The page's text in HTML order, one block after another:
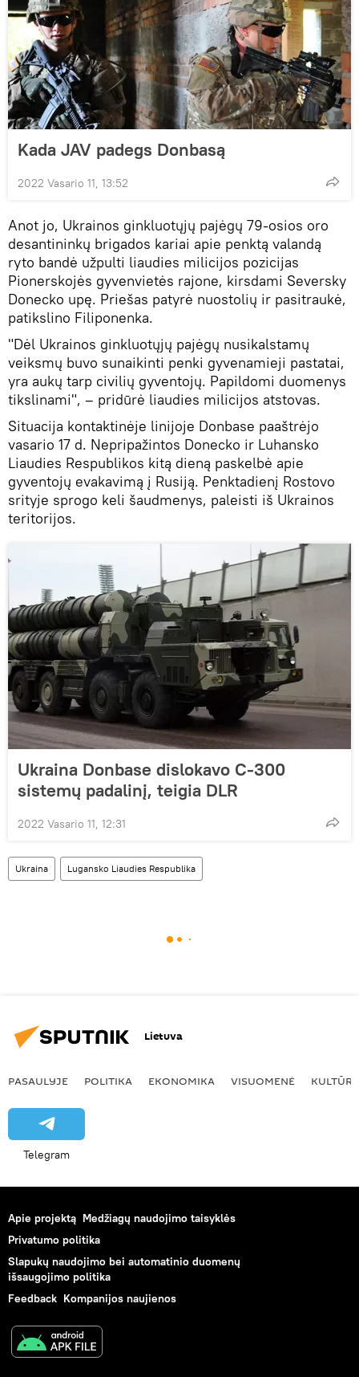
Kada JAV padegs Donbasą
2022 Vasario 11, 13:52
Anot jo, Ukrainos ginkluotųjų pajėgų 79-osios oro
desantininkų brigados kariai apie penktą valandą
ryto bandė užpulti liaudies milicijos pozicijas
Pionerskojės gyvenvietės rajone, kirsdami Seversky
Donecko upę. Priešas patyrė nuostolių ir pasitraukė,
patikslino Filiponenka.
"Dėl Ukrainos ginkluotųjų pajėgų nusikalstamų
veiksmų buvo sunaikinti penki gyvenamieji pastatai,
yra aukų tarp civilių gyventojų. Papildomi duomenys
tikslinami", – pridūrė liaudies milicijos atstovas.
Situacija kontaktinėje linijoje Donbase paaštrėjo
vasario 17 d. Nepripažintos Donecko ir Luhansko
Liaudies Respublikos kitą dieną paskelbė apie
gyventojų evakavimą į Rusiją. Penktadienį Rostovo
srityje sprogo keli šaudmenys, paleisti iš Ukrainos
teritorijos.
Ukraina Donbase dislokavo C-300
sistemų padalinį, teigia DLR
2022 Vasario 11, 12:31
Ukraina Lugansko Liaudies Respublika
Lietuva
PASAULYJE POLITIKA EKONOMIKA VISUOMENĖ KULTŪRA
Telegram
Apie projektą Medžiagų naudojimo taisyklės
Privatumo politika
Slapukų naudojimo bei automatinio duomenų
išsaugojimo politika
Feedback Kompanijos naujienos